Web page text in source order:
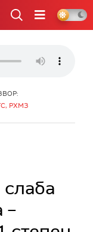
РХМЗ
–